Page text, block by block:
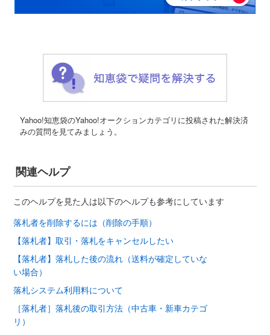
Yahoo!知恵袋のYahoo!オークションカテゴリに投稿された解決済
みの質問を見てみましょう。
関連ヘルプ
このヘルプを見た人は以下のヘルプも参考にしています
落札者を削除するには（削除の手順）
【落札者】取引・落札をキャンセルしたい
【落札者】落札した後の流れ（送料が確定していな
い場合）
落札システム利用料について
［落札者］落札後の取引方法（中古車・新車カテゴ
リ）